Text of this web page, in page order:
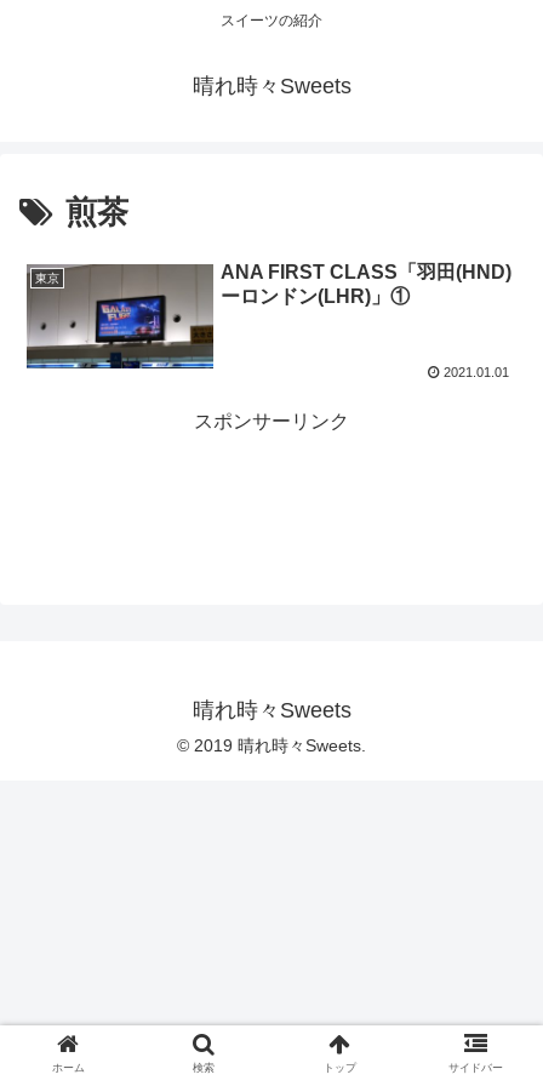
スイーツの紹介
晴れ時々Sweets
煎茶
東京
ANA FIRST CLASS「羽田(HND)
ーロンドン(LHR)」①
2021.01.01
スポンサーリンク
晴れ時々Sweets
© 2019 晴れ時々Sweets.
ホーム 検索 トップ サイドバー